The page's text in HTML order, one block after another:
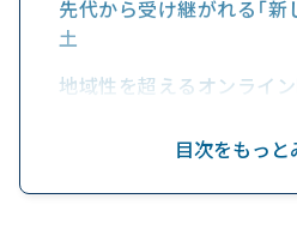
先代から受け継がれる「新
土
地域性を超えるオンライ
次世代に文化として残せ
目次をもっと